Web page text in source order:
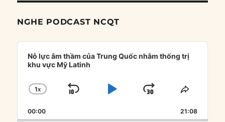
NGHE PODCAST NCQT
Audio
Player
Nỗ lực âm thầm của Trung Quốc nhằm thống trị
khu vực Mỹ Latinh
CHANGE
RATE
1X
SKIP
PLAYJUMP
FORWARD
SHARE
00:00 21:08